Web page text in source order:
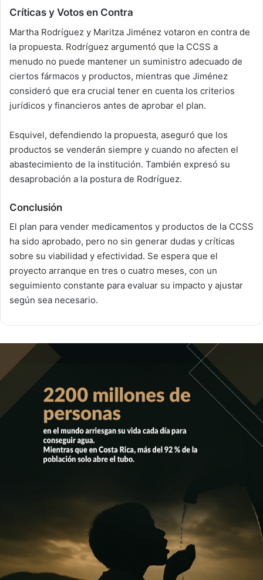
Críticas y Votos en Contra
Martha Rodríguez y Maritza Jiménez votaron en contra de
la propuesta. Rodríguez argumentó que la CCSS a
menudo no puede mantener un suministro adecuado de
ciertos fármacos y productos, mientras que Jiménez
consideró que era crucial tener en cuenta los criterios
jurídicos y financieros antes de aprobar el plan.
Esquivel, defendiendo la propuesta, aseguró que los
productos se venderán siempre y cuando no afecten el
abastecimiento de la institución. También expresó su
desaprobación a la postura de Rodríguez.
Conclusión
El plan para vender medicamentos y productos de la CCSS
ha sido aprobado, pero no sin generar dudas y críticas
sobre su viabilidad y efectividad. Se espera que el
proyecto arranque en tres o cuatro meses, con un
seguimiento constante para evaluar su impacto y ajustar
según sea necesario.